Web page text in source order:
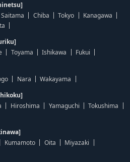
Saitama Chiba Tokyo
Kanagawa
Toyama Ishikawa
Fukui
Nara
Wakayama
Hiroshima Yamaguchi
Tokushima
Kumamoto Oita
Miyazaki